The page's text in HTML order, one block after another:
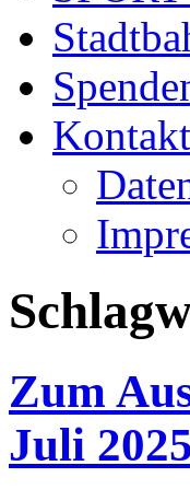
Zum
Juli 2025